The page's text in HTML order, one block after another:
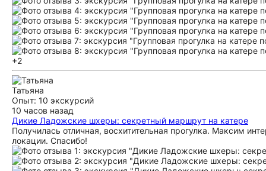
+2
Татьяна
Опыт: 10 экскурсий
10 часов назад
Дикие Ладожские шхеры: секретный маршрут на катере
Получилась отличная, восхитительная прогулка. Максим
локации. Спасибо!